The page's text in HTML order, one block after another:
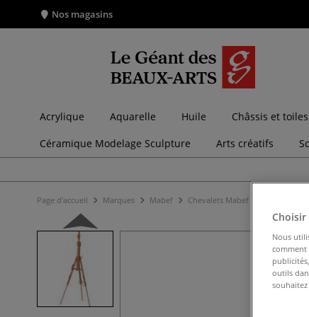
Nos magasins
Acrylique Aquarelle Huile Châssis et toiles
Céramique Modelage Sculpture
Arts créatifs
Page d'accueil Marques Mabef Chevalets Mabef
Nous
comment
outils